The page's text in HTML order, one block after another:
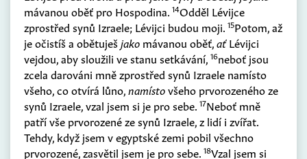
mávanou oběť pro Hospodina. 14Odděl Lévijce
zprostřed synů Izraele; Lévijci budou moji. 15Potom, až
je očistíš a obětuješjako mávanou oběť,aťLévijci
vejdou, aby sloužili ve stanu setkávání, 16neboť jsou
zcela darováni mně zprostřed synů Izraele namísto
všeho, co otvírá lůno,namístovšeho prvorozeného ze
synů Izraele, vzal jsem si je pro sebe. 17Neboť mně
patří vše prvorozené ze synů Izraele, z lidí i zvířat.
Tehdy, když jsem v egyptské zemi pobil všechno
prvorozené, zasvětil jsem je pro sebe. 18Vzal jsem si